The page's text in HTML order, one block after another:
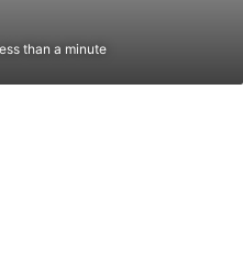
than a minute